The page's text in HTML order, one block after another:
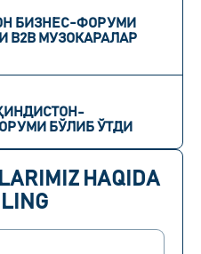
БИЗНЕС-ФОРУМИ
B2B МУЗОКАРАЛАР
БЎЛИБ ЎТДИ
HAQIDA